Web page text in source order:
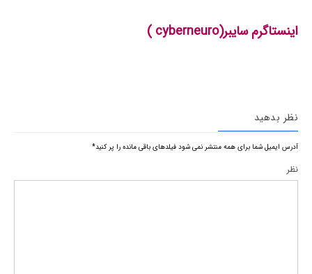
اینستاگرم سایبر(cyberneuro )
نظر بدهید
آدرس ایمیل شما برای همه منتشر نمی شود فیلدهای باقی مانده را پر کنید*
نظر